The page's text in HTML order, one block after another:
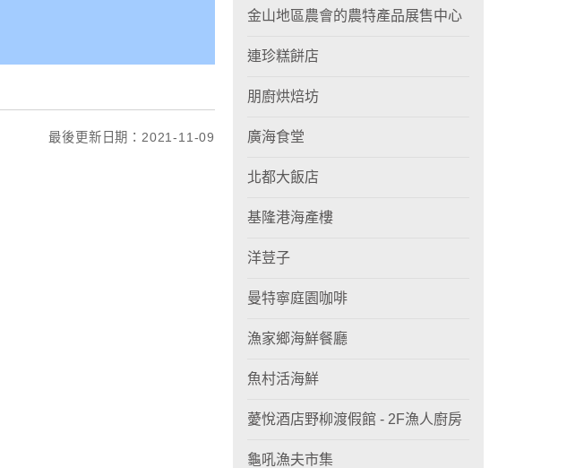
最後更新日期：2021-11-09
金山地區農會的農特產品展售中心
連珍糕餅店
朋廚烘焙坊
廣海食堂
北都大飯店
基隆港海產樓
洋荳子
曼特寧庭園咖啡
漁家鄉海鮮餐廳
魚村活海鮮
薆悅酒店野柳渡假館 - 2F漁人廚房
龜吼漁夫市集